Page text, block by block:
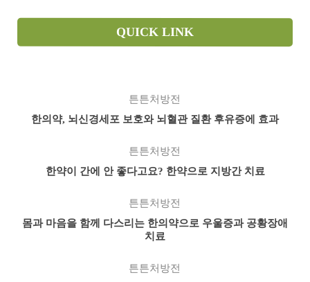
QUICK LINK
튼튼처방전
한의약, 뇌신경세포 보호와 뇌혈관 질환 후유증에 효과
튼튼처방전
한약이 간에 안 좋다고요? 한약으로 지방간 치료
튼튼처방전
몸과 마음을 함께 다스리는 한의약으로 우울증과 공황장애
치료
튼튼처방전